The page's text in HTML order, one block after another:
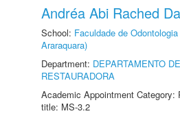
Andréa Abi Rached
School: Faculdade de
Araraquara)
Department: DEPARTAMENTO
RESTAURADORA
Academic Appointment Category:
title: MS-3.2